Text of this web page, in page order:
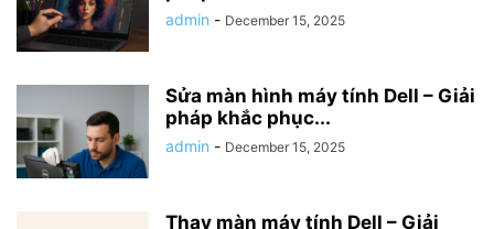
admin - December 15, 2025
Sửa màn hình máy tính Dell – Giải
pháp khắc phục...
admin - December 15, 2025
Thay màn máy tính Dell – Giải